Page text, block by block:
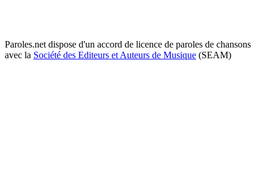
Paroles.net dispose d'un accord de licence de paroles de chansons
avec la Société des Editeurs et Auteurs de Musique (SEAM)